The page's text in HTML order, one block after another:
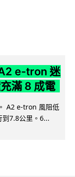
e-tron 迷
滿 8 成電
A2 e-tron 風阻低
7.8公里。6...